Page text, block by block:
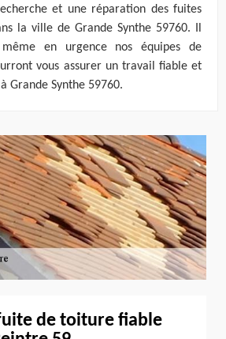
et une réparation des fuites
la ville de Grande Synthe 59760. Il
en urgence nos équipes de
vous assurer un travail fiable et
Grande Synthe 59760.
de toiture fiable